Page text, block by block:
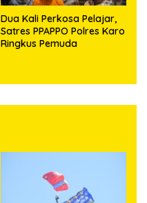
Dua Kali Perkosa Pelajar,
Satres PPAPPO Polres Karo
Ringkus Pemuda